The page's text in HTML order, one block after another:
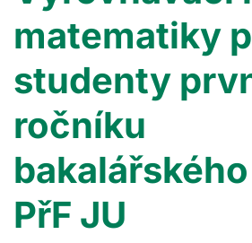
matematiky
studenty
ročníku
PřF JU